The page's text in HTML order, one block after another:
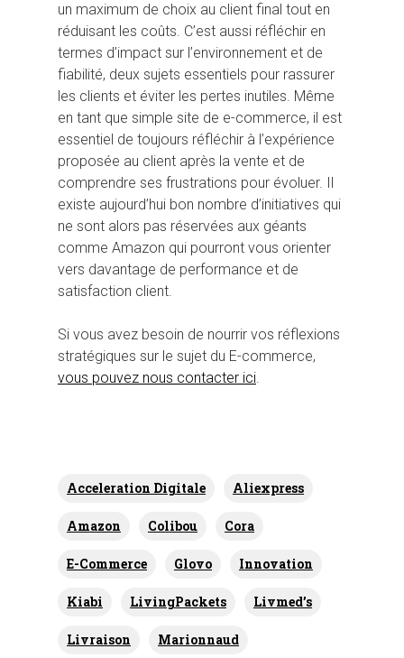
un maximum de choix au client final tout en
réduisant les coûts. C’est aussi réfléchir en
termes d’impact sur l’environnement et de
fiabilité, deux sujets essentiels pour rassurer
les clients et éviter les pertes inutiles. Même
en tant que simple site de e-commerce, il est
essentiel de toujours réfléchir à l’expérience
proposée au client après la vente et de
comprendre ses frustrations pour évoluer. Il
existe aujourd’hui bon nombre d’initiatives qui
ne sont alors pas réservées aux géants
comme Amazon qui pourront vous orienter
vers davantage de performance et de
satisfaction client.
Si vous avez besoin de nourrir vos réflexions
stratégiques sur le sujet du E-commerce,
vous pouvez nous contacter ici.
Acceleration Digitale Aliexpress
Amazon Colibou Cora
E-Commerce Glovo Innovation
Kiabi LivingPackets Livmed’s
Livraison Marionnaud